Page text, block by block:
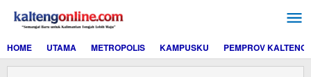
konten
HOME
UTAMA METROPOLIS KAMPUSKU PEMPROV KALTENG